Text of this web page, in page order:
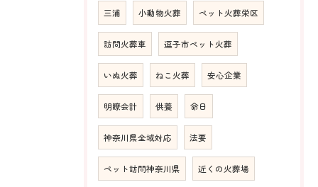
三浦 小動物火葬 ペット火葬栄区
訪問火葬車 逗子市ペット火葬
いぬ火葬 ねこ火葬 安心企業
明瞭会計 供養 命日
神奈川県全域対応 法要
ペット訪問神奈川県 近くの火葬場